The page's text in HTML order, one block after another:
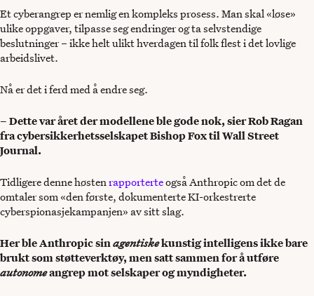
Et cyberangrep er nemlig en kompleks prosess. Man skal «løse»
ulike oppgaver, tilpasse seg endringer og ta selvstendige
beslutninger – ikke helt ulikt hverdagen til folk flest i det lovlige
arbeidslivet.
Nå er det i ferd med å endre seg.
– Dette var året der modellene ble gode nok, sier Rob Ragan
fra cybersikkerhetsselskapet Bishop Fox til Wall Street
Journal.
Tidligere denne høstenrapporterteogså Anthropic om det de
omtaler som «den første, dokumenterte KI-orkestrerte
cyberspionasjekampanjen» av sitt slag.
Her ble Anthropic sinagentiskekunstig intelligens ikke bare
brukt som støtteverktøy, men satt sammen for å utføre
autonomeangrep mot selskaper og myndigheter.